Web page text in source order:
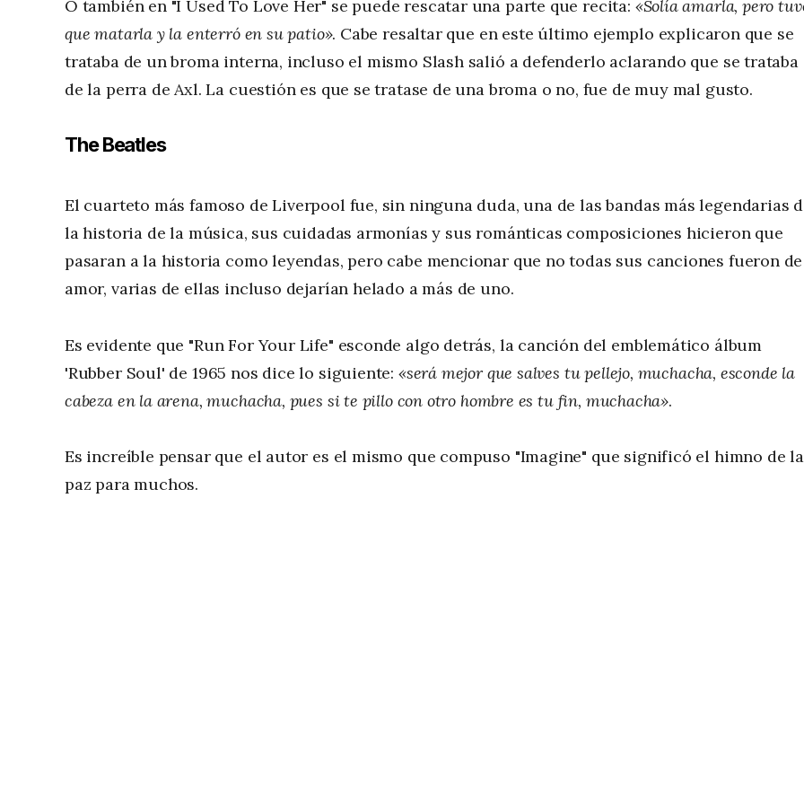
O también en "I Used To Love Her" se puede rescatar una parte que recita: «Solía amarla, pero
que matarla y la enterró en su patio». Cabe resaltar que en este último ejemplo explicaron que se
trataba de un broma interna, incluso el mismo Slash salió a defenderlo aclarando que se trataba
de la perra de Axl. La cuestión es que se tratase de una broma o no, fue de muy mal gusto.
The Beatles
El cuarteto más famoso de Liverpool fue, sin ninguna duda, una de las bandas más legendarias
la historia de la música, sus cuidadas armonías y sus románticas composiciones hicieron que
pasaran a la historia como leyendas, pero cabe mencionar que no todas sus canciones fueron de
amor, varias de ellas incluso dejarían helado a más de uno.
Es evidente que "Run For Your Life" esconde algo detrás, la canción del emblemático álbum
'Rubber Soul' de 1965 nos dice lo siguiente: «será mejor que salves tu pellejo, muchacha, esconde la
cabeza en la arena, muchacha, pues si te pillo con otro hombre es tu fin, muchacha».
Es increíble pensar que el autor es el mismo que compuso "Imagine" que significó el himno de la
paz para muchos.